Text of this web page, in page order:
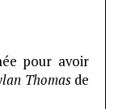
pour avoir
Thomasde